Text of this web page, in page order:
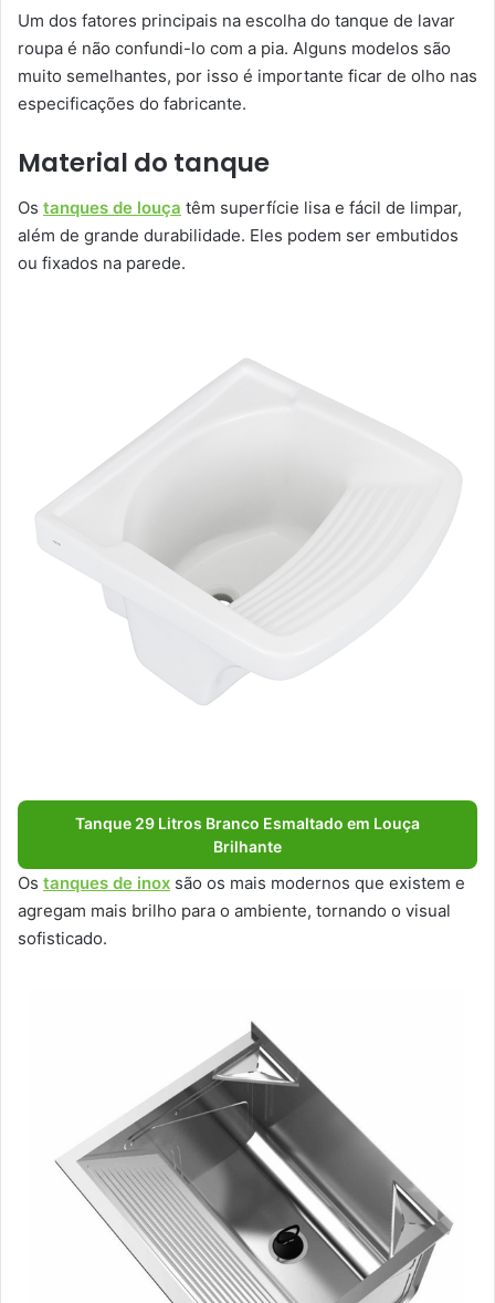
Um dos fatores principais na escolha do tanque de lavar
roupa é não confundi-lo com a pia. Alguns modelos são
muito semelhantes, por isso é importante ficar de olho nas
especificações do fabricante.
Material do tanque
Os tanques de louça têm superfície lisa e fácil de limpar,
além de grande durabilidade. Eles podem ser embutidos
ou fixados na parede.
Tanque 29 Litros Branco Esmaltado em Louça
Brilhante
Os tanques de inox são os mais modernos que existem e
agregam mais brilho para o ambiente, tornando o visual
sofisticado.